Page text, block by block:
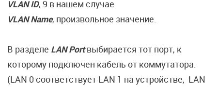
VLAN ID, 9 в нашем случае
VLAN Name, произвольное значение.
В разделе LAN Portвыбирается тот порт, к
которому подключен кабель от коммутатора.
(LAN 0 соответствует LAN 1 на устройстве, LAN